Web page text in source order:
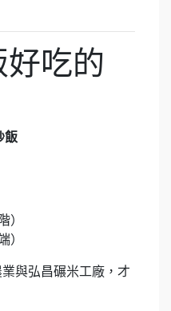
吃的
飯
）
）
與弘昌碾米工廠，才